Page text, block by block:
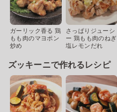
ガーリック香る 鶏
もも肉のマヨポン
炒め
さっぱりジューシ
ー 鶏もも肉のねぎ
塩レモンだれ
ズッキーニで作れるレシピ